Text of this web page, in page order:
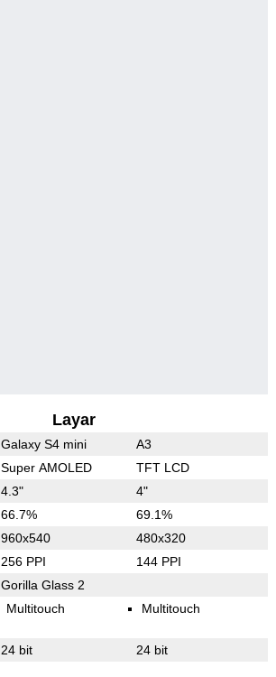
Layar
Galaxy S4 mini A3
Super AMOLED TFT LCD
4.3" 4"
66.7% 69.1%
960x540 480x320
256 PPI 144 PPI
Gorilla Glass 2
Multitouch Multitouch
24 bit 24 bit